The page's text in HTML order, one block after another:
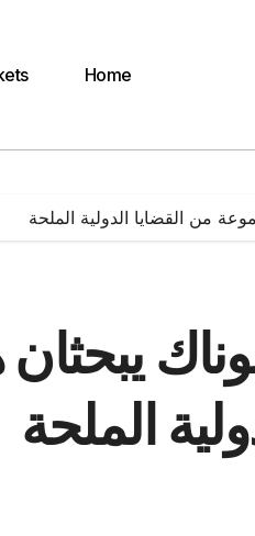
Home
من القضايا الدولية الملحة
يبحثان
الملحة